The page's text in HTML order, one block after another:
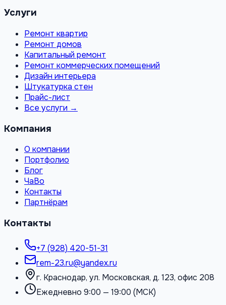
Услуги
Ремонт квартир
Ремонт домов
Капитальный ремонт
Ремонт коммерческих помещений
Дизайн интерьера
Штукатурка стен
Прайс-лист
Все услуги →
Компания
О компании
Портфолио
Блог
ЧаВо
Контакты
Партнёрам
Контакты
+7 (928) 420-51-31
rem-23.ru@yandex.ru
г. Краснодар, ул. Московская, д. 123, офис 208
Ежедневно 9:00 — 19:00 (МСК)